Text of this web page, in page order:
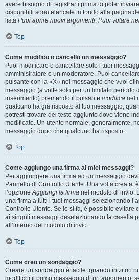
avere bisogno di registrarti prima di poter
disponibili sono elencate in fondo alla pagina
lista Puoi aprire nuovi argomenti, Puoi votare
Top
Come modifico o cancello un messaggio?
Puoi modificare o cancellare solo i tuoi
amministratore o un moderatore. Puoi
pulsante con la «X» nel messaggio che vuoi
messaggio (a volte solo per un limitato periodo
inserimento) premendo il pulsante modifica nel
qualcuno ha già risposto al tuo messaggio,
potresti trovare del testo aggiunto dove viene
modificato. Un utente normale, generalmente,
messaggio dopo che qualcuno ha risposto.
Top
Come aggiungo una firma ai miei messaggi?
Per aggiungere una firma ad un messaggio
Pannello di Controllo Utente. Una volta creata,
l’opzioneAggiungi la firma nel modulo di invio.
una firma a tutti i tuoi messaggi selezionando
Controllo Utente. Se lo si fa, è possibile evitare
ai singoli messaggi deselezionando la casella
all’interno del modulo di invio.
Top
Come creo un sondaggio?
Creare un sondaggio è facile: quando inizi un
modifichi il primo messaggio di un argomento,